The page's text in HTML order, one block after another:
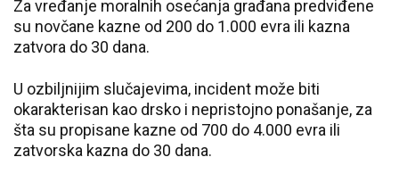
Za vređanje moralnih osećanja građana predviđene
su novčane kazne od 200 do 1.000 evra ili kazna
zatvora do 30 dana.
U ozbiljnijim slučajevima, incident može biti
okarakterisan kao drsko i nepristojno ponašanje, za
šta su propisane kazne od 700 do 4.000 evra ili
zatvorska kazna do 30 dana.